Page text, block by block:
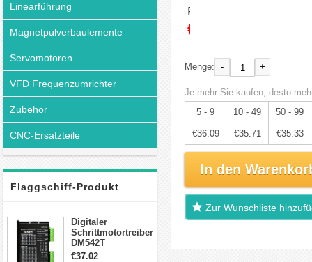
Linearführung
Magnetpulverbaulemente
Servomotoren
VFD Frequenzumrichter
Zubehör
CNC-Ersatzteile
Flaggschiff-Produkt
Digitaler
Schrittmotortreiber
DM542T
Schrittmotor
€37.02
Preis:
€37.99
Menge: - +
Je mehr Sie kaufen, desto
5 - 9
10 - 49 50 - 99
€36.09 €35.71 €35.33
In den
Zur Wunschliste